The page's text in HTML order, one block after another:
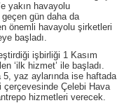
yakın havayolu
gün daha da
önemli havayolu şirketleri
başladı.
işbirliği 1 Kasım
‘ilk hizmet’ ile başladı.
5, yaz aylarında ise haftada
Çelebi Hava
hizmetleri verecek.